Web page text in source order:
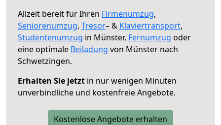
Allzeit bereit für Ihren Firmenumzug,
Seniorenumzug, Tresor– & Klaviertransport,
Studentenumzug in Münster, Fernumzug oder
eine optimale Beiladung von Münster nach
Schwetzingen.
Erhalten Sie jetzt in nur wenigen Minuten
unverbindliche und kostenfreie Angebote.
Kostenlose Angebote erhalten